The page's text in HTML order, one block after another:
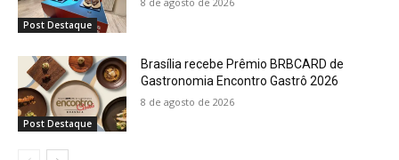
Post Destaque
Post Destaque
Brasília recebe Prêmio BRBCARD de
Gastronomia Encontro Gastrô 2026
8 de agosto de 2026